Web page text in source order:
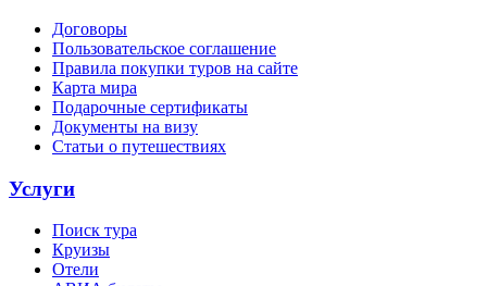
Договоры
Пользовательское соглашение
Правила покупки туров на сайте
Карта мира
Подарочные сертификаты
Документы на визу
Статьи о путешествиях
Услуги
Поиск тура
Круизы
Отели